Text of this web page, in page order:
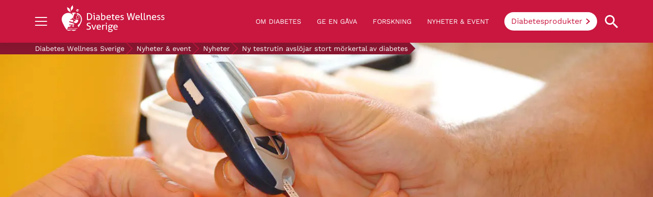
OM DIABETES GE EN GÅVA FORSKNING NYHETER & EVENT Diabetesprodukter
GRATIS DIABETESPRODUKTER
Blodsockerkollen
Vad innebär diabetes?
Search Diabetes Wellness Sverige
Diabetes Wellness Sverige Nyheter & event Nyheter Ny testrutin avslöjar stort mörkertal av diabetes